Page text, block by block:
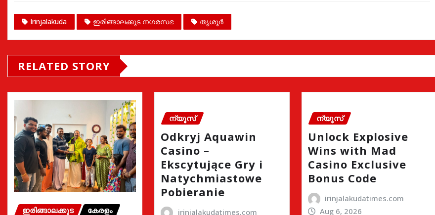
Irinjalakuda ഇരിങ്ങാലക്കുട നഗരസഭ തൃശൂർ
RELATED STORY
ഇരിങ്ങാലക്കുട
കേരളം
ന്യൂസ്
Odkryj Aquawin
Casino –
Ekscytujące Gry i
Natychmiastowe
Pobieranie
irinjalakudatimes.com
ന്യൂസ്
Unlock Explosive
Wins with Mad
Casino Exclusive
Bonus Code
irinjalakudatimes.com
Aug 6, 2026